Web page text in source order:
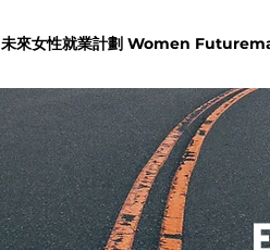
未來女性就業計劃 Women